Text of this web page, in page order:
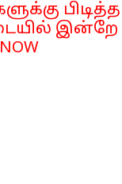
இன்றே